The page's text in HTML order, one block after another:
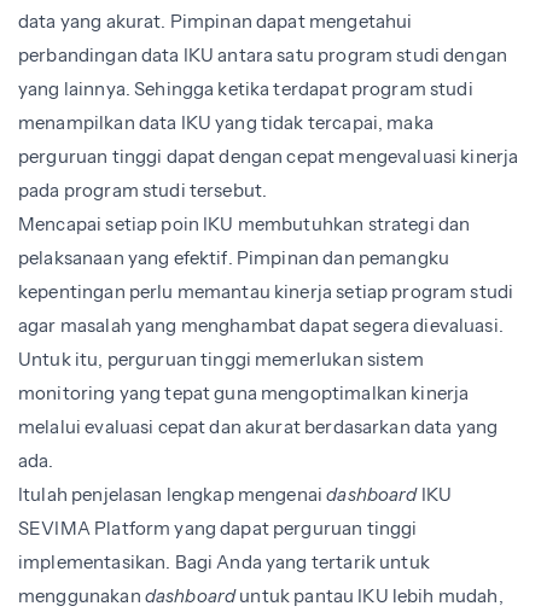
data yang akurat. Pimpinan dapat mengetahui
perbandingan data IKU antara satu program studi dengan
yang lainnya. Sehingga ketika terdapat program studi
menampilkan data IKU yang tidak tercapai, maka
perguruan tinggi dapat dengan cepat mengevaluasi kinerja
pada program studi tersebut.
Mencapai setiap poin IKU membutuhkan strategi dan
pelaksanaan yang efektif. Pimpinan dan pemangku
kepentingan perlu memantau kinerja setiap program studi
agar masalah yang menghambat dapat segera dievaluasi.
Untuk itu, perguruan tinggi memerlukan sistem
monitoring yang tepat guna mengoptimalkan kinerja
melalui evaluasi cepat dan akurat berdasarkan data yang
ada.
Itulah penjelasan lengkap mengenaidashboard IKU
SEVIMA Platform yang dapat perguruan tinggi
implementasikan. Bagi Anda yang tertarik untuk
menggunakan dashboarduntuk pantau IKU lebih mudah,